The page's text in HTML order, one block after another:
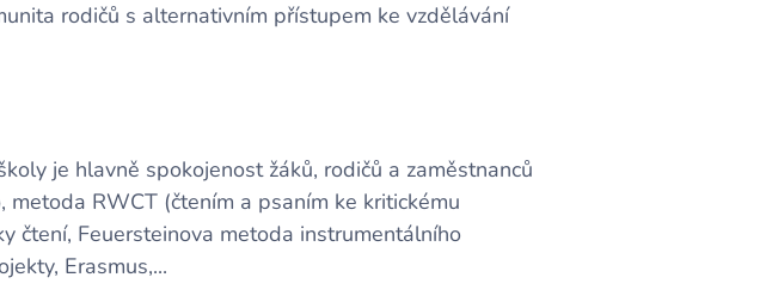
rodičů s alternativním přístupem ke vzdělávání
je hlavně spokojenost žáků, rodičů a zaměstnanců
RWCT (čtením a psaním ke kritickému
čtení, Feuersteinova metoda instrumentálního
Erasmus,...